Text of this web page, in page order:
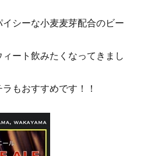
シーな小麦麦芽配合のビー
ート飲みたくなってきまし
もおすすめです！！